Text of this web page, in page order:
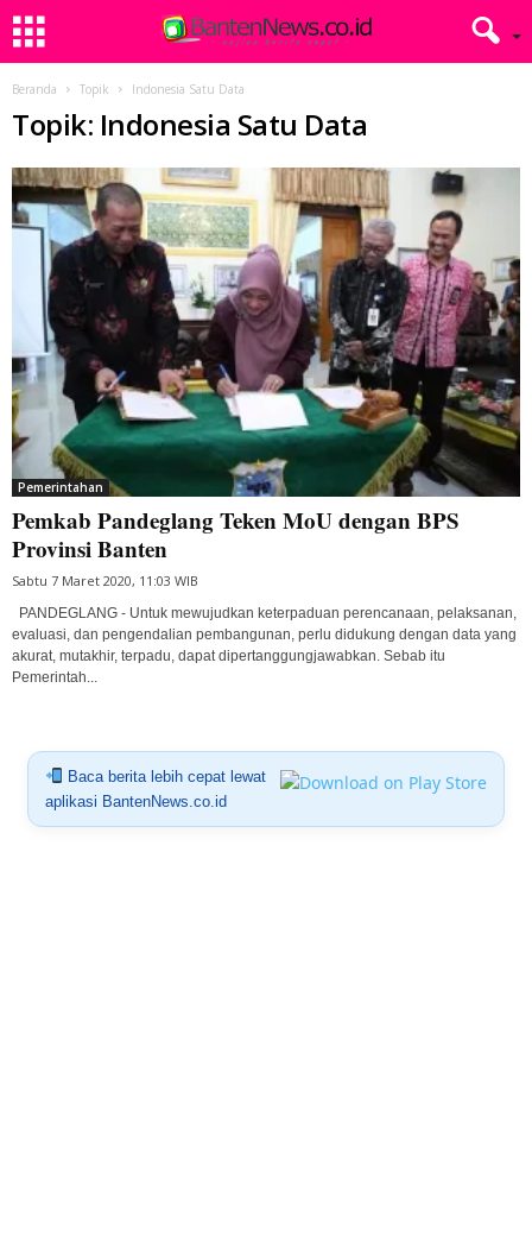
Beranda Topik Indonesia Satu Data
Topik: Indonesia Satu Data
Pemerintahan
Pemkab Pandeglang Teken MoU dengan BPS
Provinsi Banten
Sabtu 7 Maret 2020, 11:03 WIB
PANDEGLANG - Untuk mewujudkan keterpaduan perencanaan, pelaksanan,
evaluasi, dan pengendalian pembangunan, perlu didukung dengan data yang
akurat, mutakhir, terpadu, dapat dipertanggungjawabkan. Sebab itu
Pemerintah...
Baca berita lebih cepat lewat
aplikasi BantenNews.co.id